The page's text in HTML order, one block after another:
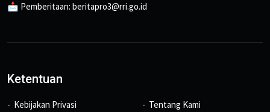
📩 Pemberitaan: beritapro3@rri.go.id
Ketentuan
Kebijakan Privasi
Tentang Kami